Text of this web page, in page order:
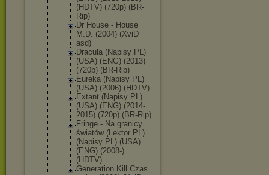
(HDTV) (720p) (BR-
Rip)
Dr House - House
M.D. (2004) (XviD
asd)
Dracula (Napisy PL)
(USA) (ENG) (2013)
(720p) (BR-Rip)
Eureka (Napisy PL)
(USA) (2006) (HDTV)
Extant (Napisy PL)
(USA) (ENG) (2014-
2015) (720p) (BR-Rip)
Fringe - Na granicy
światów (Lektor PL)
(Napisy PL) (USA)
(ENG) (2008-)
(HDTV)
Generation Kill Czas